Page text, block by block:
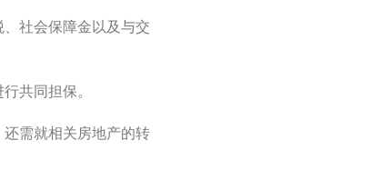
社会保障金以及与交
共同担保。
需就相关房地产的转